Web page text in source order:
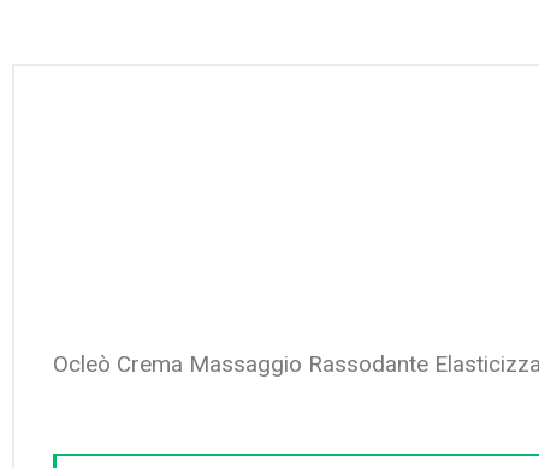
Ocleò Crema Massaggio Rassodante